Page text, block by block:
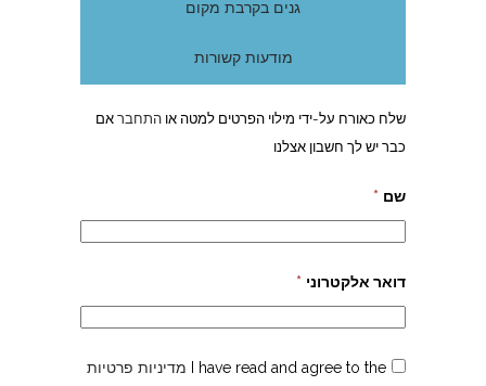
גנים בקרבת מקום
מודעות קשורות
שלח כאורח על-ידי מילוי הפרטים למטה או התחבראם
כבר יש לך חשבון אצלנו
שם *
דואר אלקטרוני *
I have read and agree to the מדיניות פרטיות